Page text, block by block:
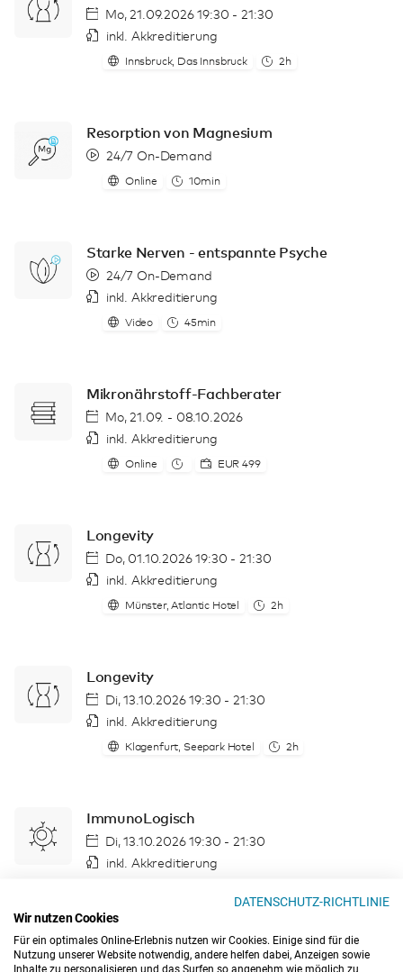
Mo, 21.09.2026 19:30 - 21:30
inkl. Akkreditierung
Innsbruck, Das Innsbruck 2h
Resorption von Magnesium
24/7 On-Demand
Online 10min
Starke Nerven - entspannte Psyche
24/7 On-Demand
inkl. Akkreditierung
Video 45min
Mikronährstoff-Fachberater
Mo, 21.09. - 08.10.2026
inkl. Akkreditierung
Online EUR 499
Longevity
Do, 01.10.2026 19:30 - 21:30
inkl. Akkreditierung
Münster, Atlantic Hotel 2h
Longevity
Di, 13.10.2026 19:30 - 21:30
inkl. Akkreditierung
Klagenfurt, Seepark Hotel 2h
ImmunoLogisch
Di, 13.10.2026 19:30 - 21:30
inkl. Akkreditierung
Basiswissen - Grundlagen für die
DATENSCHUTZ-RICHTLINIE
Wir nutzen Cookies
Für ein optimales Online-Erlebnis nutzen wir Cookies. Einige sind für die
Nutzung unserer Website notwendig, andere helfen dabei, Anzeigen sowie
Inhalte zu personalisieren und das Surfen so angenehm wie möglich zu